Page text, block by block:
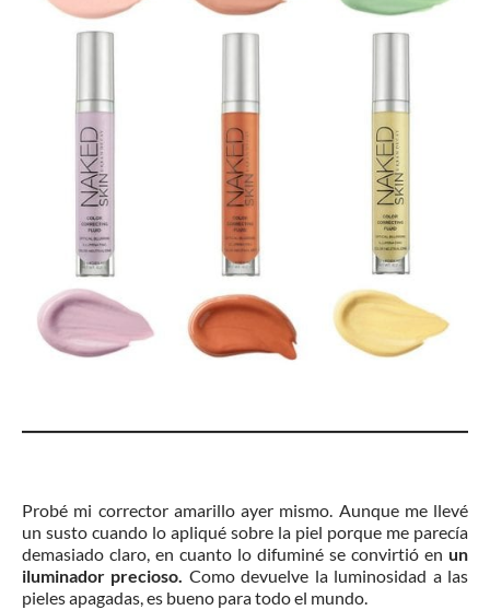
Probé mi corrector amarillo ayer mismo. Aunque me llevé
un susto cuando lo apliqué sobre la piel porque me parecía
demasiado claro, en cuanto lo difuminé se convirtió en un
iluminador precioso. Como devuelve la luminosidad a las
pieles apagadas, es bueno para todo el mundo.